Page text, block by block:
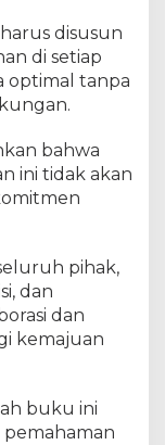
disusun
di setiap
optimal tanpa
bahwa
ini tidak akan
pihak,
dan
dan
kemajuan
buku ini